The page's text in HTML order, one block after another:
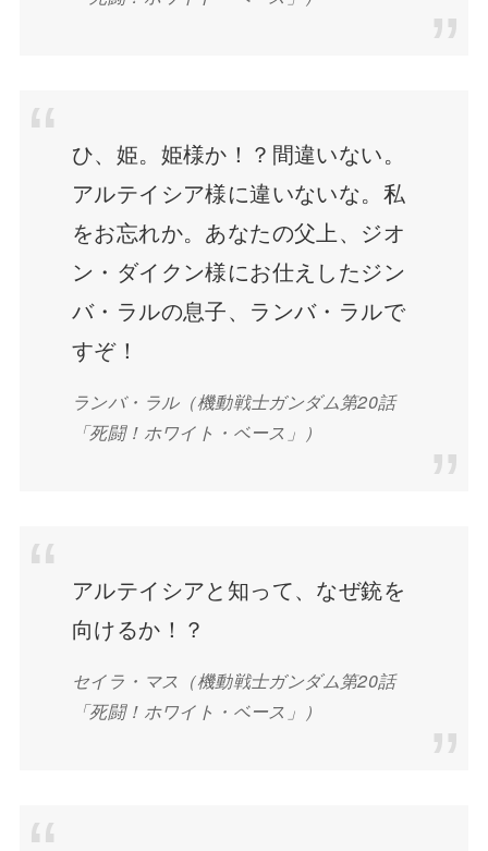
ひ、姫。姫様か！？間違いない。
アルテイシア様に違いないな。私
をお忘れか。あなたの父上、ジオ
ン・ダイクン様にお仕えしたジン
バ・ラルの息子、ランバ・ラルで
すぞ！
ランバ・ラル（機動戦士ガンダム第20話
「死闘！ホワイト・ベース」）
アルテイシアと知って、なぜ銃を
向けるか！？
セイラ・マス（機動戦士ガンダム第20話
「死闘！ホワイト・ベース」）